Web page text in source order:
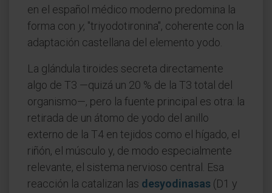
en el español médico moderno predomina la
forma con y, "triyodotironina", coherente con la
adaptación castellana del elemento yodo.
La glándula tiroides secreta directamente
algo de T3 —quizá un 20 % de la T3 total del
organismo—, pero la fuente principal es otra: la
retirada de un átomo de yodo del anillo
externo de la T4 en tejidos como el hígado, el
riñón, el músculo y, de modo especialmente
relevante, el sistema nervioso central. Esa
reacción la catalizan las desyodinasas (D1 y